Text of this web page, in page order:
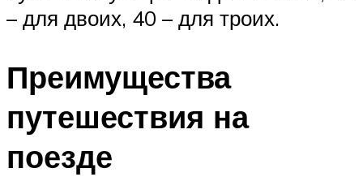
– для двоих, 40 – для троих.
Преимущества
путешествия на
поезде